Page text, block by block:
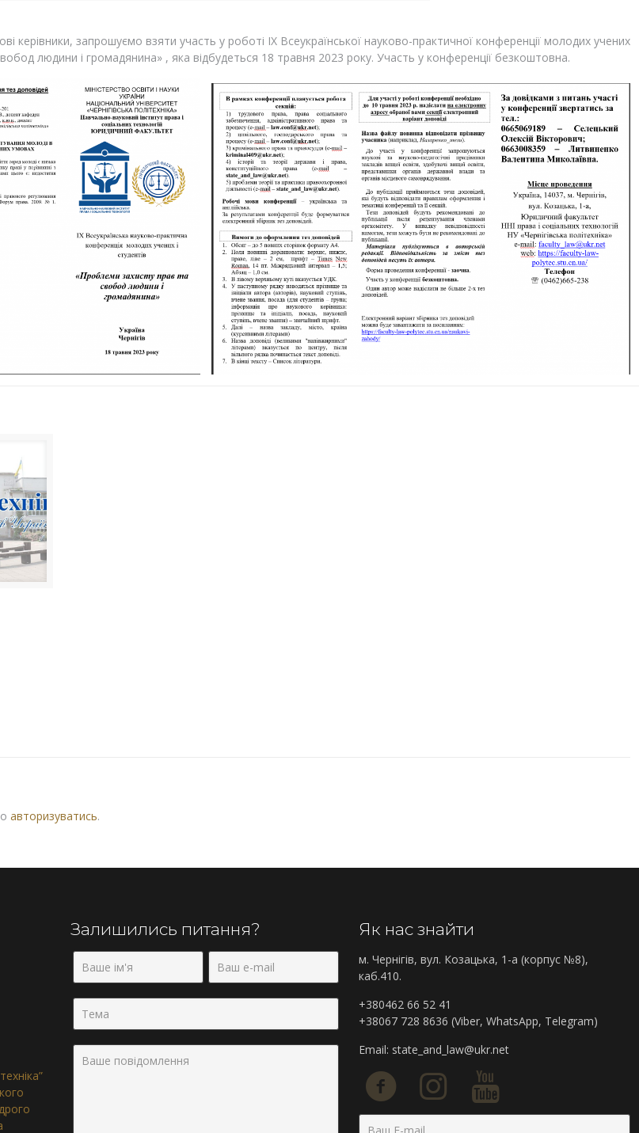
керівники, запрошуємо взяти участь у роботі ІХ Всеукраїнської науково-практичної конференції молодих учених
людини і громадянина» , яка відбудеться 18 травня 2023 року. Участь у конференції безкоштовна.
авторизуватись.
Залишились питання? Як нас знайти
м. Чернігів, вул. Козацька, 1-а (корпус №8),
каб.410.
+380462 66 52 41
+38067 728 8636 (Viber, WhatsApp, Telegram)
Email: state_and_law@ukr.net